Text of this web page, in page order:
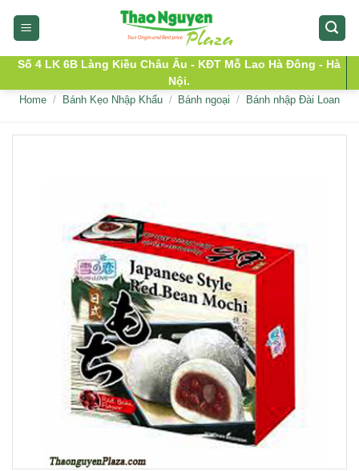
Số 4 LK 6B Làng Kiều Châu Âu - KĐT Mỗ Lao Hà Đông - Hà
Nội.
Home / Bánh Kẹo Nhập Khẩu / Bánh ngoại / Bánh nhập Đài Loan